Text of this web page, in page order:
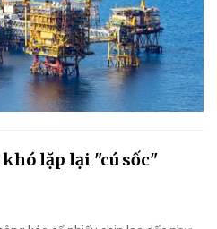
lặp lại "cú sốc"